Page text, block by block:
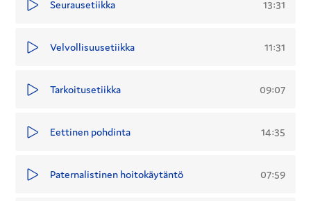
Seurausetiikka 13:31
Velvollisuusetiikka 11:31
Tarkoitusetiikka 09:07
Eettinen pohdinta 14:35
Paternalistinen hoitokäytäntö 07:59